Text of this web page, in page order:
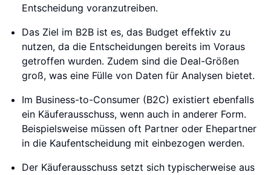
Entscheidung voranzutreiben.
Das Ziel im B2B ist es, das Budget effektiv zu
nutzen, da die Entscheidungen bereits im Voraus
getroffen wurden. Zudem sind die Deal-Größen
groß, was eine Fülle von Daten für Analysen bietet.
Im Business-to-Consumer (B2C) existiert ebenfalls
ein Käuferausschuss, wenn auch in anderer Form.
Beispielsweise müssen oft Partner oder Ehepartner
in die Kaufentscheidung mit einbezogen werden.
Der Käuferausschuss setzt sich typischerweise aus